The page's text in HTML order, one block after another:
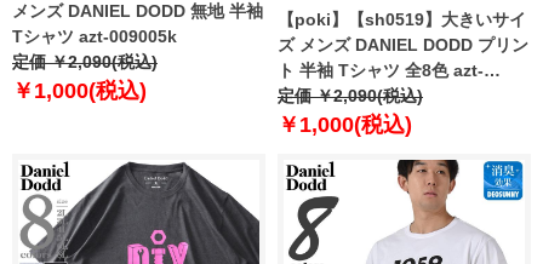
メンズ DANIEL DODD 無地 半袖
Tシャツ azt-009005k
定価 ￥2,090(税込)
￥1,000(税込)
【poki】【sh0519】大きいサイ
ズ メンズ DANIEL DODD プリン
ト 半袖 Tシャツ 全8色 azt-
2202pt4
定価 ￥2,090(税込)
￥1,000(税込)